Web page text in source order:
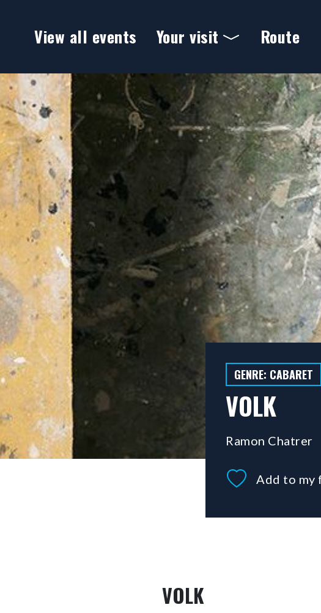
View all events Your visit Route
Theater Ins Blau - Theater in
GENRE: CABARET
VOLK
Ramon Chatrer
Add to my
VOLK